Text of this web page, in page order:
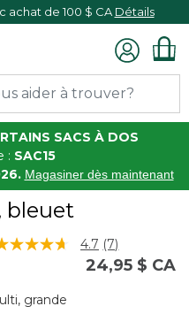
achat de 100 $ CA Détails
SACS À DOS
: SAC15
Magasiner dès maintenant
bleuet
sur 5 Évaluation des clients
4.7 Lire
les
7
(7)
24,95 $ CA